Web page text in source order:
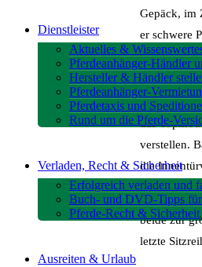
Dienstleister
Aktuelles &
Pferdeanhänger-Händler
Hersteller & Händler
Pferdeanhänger-
Pferdetaxis und
Rund um die Pferde-
Verladen, Recht & Sicherheit
Erfolgreich verladen und
Buch- und DVD-Tipps für
Pferde-Recht & Sicherheit
Ausreiten & Urlaub
Gepäck, im
er schwere
Bequem
das
verstellen.
die
Im
beide zur
letzte